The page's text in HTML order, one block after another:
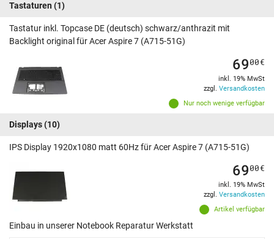
Tastaturen (1)
Tastatur inkl. Topcase DE (deutsch) schwarz/anthrazit mit
Backlight original für Acer Aspire 7 (A715-51G)
Nur noch wenige verfügbar
6900€
inkl. 19% MwSt
zzgl. Versandkosten
Displays(10)
IPS Display 1920x1080 matt 60Hz für Acer Aspire 7 (A715-51G)
Artikel verfügbar
6900€
inkl. 19% MwSt
zzgl. Versandkosten
Einbau in unserer Notebook Reparatur Werkstatt